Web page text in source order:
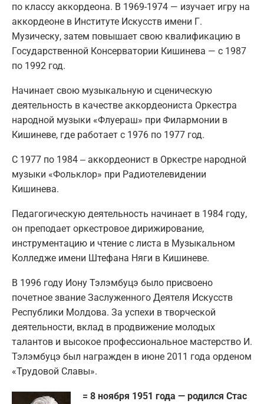
по классу аккордеона. В 1969-1974 — изучает игру на
аккордеоне в Институте Искусств имени Г.
Музическу, затем повышает свою квалификацию в
Государственной Консерватории Кишинева — c 1987
по 1992 год.
Начинает свою музыкальную и сценическую
деятельность в качестве аккордеониста Оркестра
народной музыки «Флуераш» при Филармонии в
Кишиневе, где работает с 1976 по 1977 год.
С 1977 по 1984 ‒ аккордеонист в Оркестре народной
музыки «Фольклор» при Радиотелевидении
Кишинева.
Педагогическую деятельность начинает в 1984 году,
он преподает оркестровое дирижирование,
инструментацию и чтение с листа в Музыкальном
Колледже имени Штефана Няги в Кишиневе.
В 1996 году Иону Тэлэмбуцэ было присвоено
почетное звание Заслуженного Деятеля Искусств
Республики Молдова. За успехи в творческой
деятельности, вклад в продвижение молодых
талантов и высокое профессиональное мастерство И.
Тэлэмбуцэ был награжден в июне 2011 года орденом
«Трудовой Славы».
= 8 ноября 1951 года — родился Стас